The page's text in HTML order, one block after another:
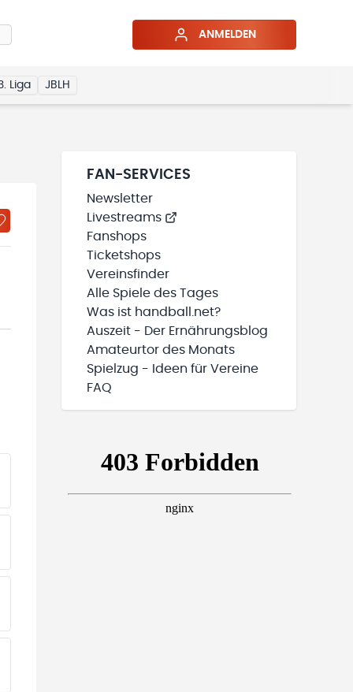
ANMELDEN
Liga JBLH
TEAMS“ HINZUFÜGEN
TEAMS“ HINZUFÜGEN
TEAMS“ HINZUFÜGEN
TEAMS“ HINZUFÜGEN
FAN-SERVICES
Newsletter
Livestreams
Fanshops
Ticketshops
Vereinsfinder
Alle Spiele des Tages
Was ist handball.net?
Auszeit - Der Ernährungsblog
Amateurtor des Monats
Spielzug - Ideen für Vereine
FAQ